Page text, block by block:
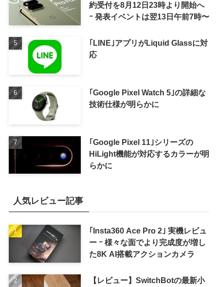
約受付を8月12日23時より開始へ
ｰ 発表イベントは翌13日午前7時〜
｢LINE｣アプリがLiquid Glassに対
応
｢Google Pixel Watch 5｣の詳細な
技術仕様が明らかに
｢Google Pixel 11｣シリーズの
HiLight機能が対応するカラーが明
らかに
人気レビュー記事
｢Insta360 Ace Pro 2｣ 実機レビュ
ー ｰ 様々な面でより完成度が増し
た8K AI搭載アクションカメラ
【レビュー】SwitchBotの最新小